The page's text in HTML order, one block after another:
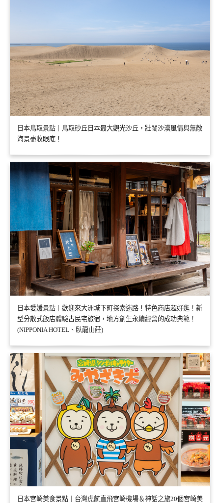
日本鳥取景點｜鳥取砂丘日本最大觀光沙丘，壯闊沙漠風情與無敵
海景盡收眼底！
日本愛媛景點｜歡迎來大洲城下町探索迷路！特色商店超好逛！新
型分散式飯店體驗古民宅旅宿，地方創生永續經營的成功典範！
(NIPPONIA HOTEL、臥龍山莊)
日本宮崎美食景點｜台灣虎航直飛宮崎機場＆神話之旅20個宮崎美